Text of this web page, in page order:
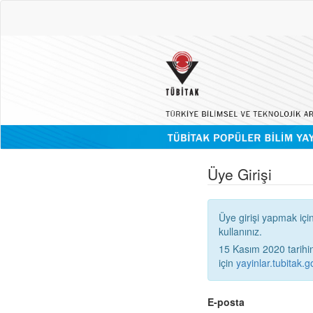
Üye Girişi
Üye girişi yapmak için
kullanınız.
15 Kasım 2020
için
E-posta